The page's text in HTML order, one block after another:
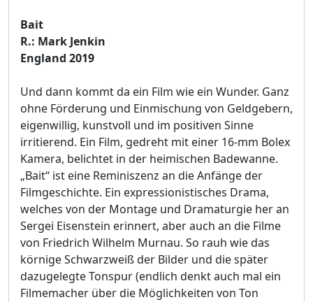
Bait
R.: Mark Jenkin
England 2019
Und dann kommt da ein Film wie ein Wunder. Ganz
ohne Förderung und Einmischung von Geldgebern,
eigenwillig, kunstvoll und im positiven Sinne
irritierend. Ein Film, gedreht mit einer 16-mm Bolex
Kamera, belichtet in der heimischen Badewanne.
„Bait“ ist eine Reminiszenz an die Anfänge der
Filmgeschichte. Ein expressionistisches Drama,
welches von der Montage und Dramaturgie her an
Sergei Eisenstein erinnert, aber auch an die Filme
von Friedrich Wilhelm Murnau. So rauh wie das
körnige Schwarzweiß der Bilder und die später
dazugelegte Tonspur (endlich denkt auch mal ein
Filmemacher über die Möglichkeiten von Ton